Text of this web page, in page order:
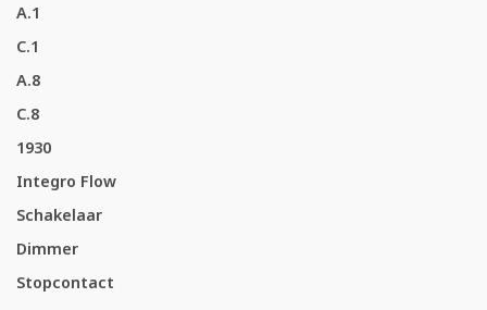
A.1
C.1
A.8
C.8
1930
Integro Flow
Schakelaar
Dimmer
Stopcontact